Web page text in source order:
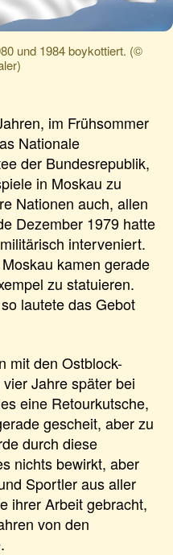
und 1984 boykottiert. (©
im Frühsommer
Nationale
der Bundesrepublik,
in Moskau zu
Nationen auch, allen
Dezember 1979 hatte
interveniert.
kamen gerade
zu statuieren.
lautete das Gebot
mit den Ostblock-
Jahre später bei
eine Retourkutsche,
gescheit, aber zu
durch diese
nichts bewirkt, aber
Sportler aus aller
ihrer Arbeit gebracht,
von den